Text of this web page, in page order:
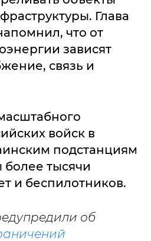
Глава
что от
зависят
связь и
войск в
подстанциям
тысячи
и беспилотников.
об